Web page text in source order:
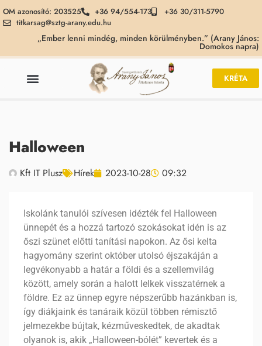
OM azonosító: 203525 +36 94/554-173
+36 30/311-5790
titkarsag@sztg-arany.edu.hu
„Ember lenni mindég, minden körülményben.” (Arany János:
Domokos napra)
KRÉTA
Halloween
Kft IT Plusz Hírek 2023-10-28 09:32
Iskolánk tanulói szívesen idézték fel Halloween
ünnepét és a hozzá tartozó szokásokat idén is az
őszi szünet előtti tanítási napokon. Az ősi kelta
hagyomány szerint október utolsó éjszakáján a
legvékonyabb a határ a földi és a szellemvilág
között, amely során a halott lelkek visszatérnek a
földre. Ez az ünnep egyre népszerűbb hazánkban is,
így diákjaink és tanáraik közül többen rémisztő
jelmezekbe bújtak, kézműveskedtek, de akadtak
olyanok is, akik „Halloween-bólét” kevertek és a